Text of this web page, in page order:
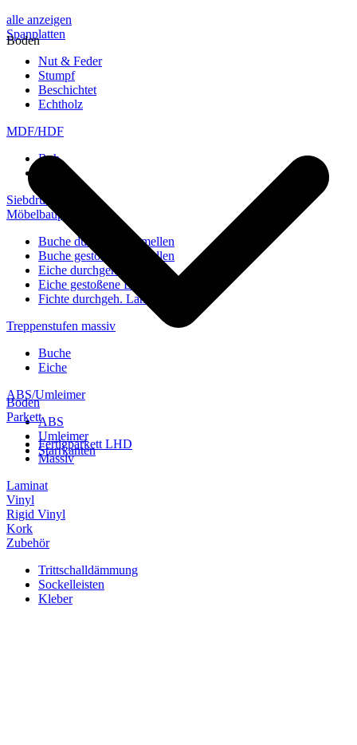
alle anzeigen
Spanplatten
Nut & Feder
Stumpf
Beschichtet
Echtholz
MDF/HDF
Roh
Siebdruckplatten
Möbelbauplatten
Buche durchgeh. Lamellen
Buche gestoßene Lamellen
Eiche durchgeh. Lamellen
Eiche gestoßene Lamellen
Fichte durchgeh. Lamellen
Treppenstufen massiv
Buche
Eiche
ABS/Umleimer
ABS
Umleimer
Starrkanten
Boden
Boden
Parkett
Fertigparkett LHD
Massiv
Laminat
Vinyl
Rigid Vinyl
Kork
Zubehör
Trittschalldämmung
Sockelleisten
Kleber